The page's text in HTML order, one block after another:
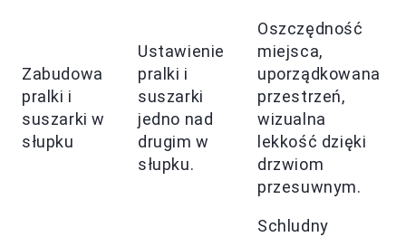
Zabudowa
pralki i
suszarki w
słupku
Ustawienie
pralki i
suszarki
jedno nad
drugim w
słupku.
Oszczędność
miejsca,
uporządkowana
przestrzeń,
wizualna
lekkość dzięki
drzwiom
przesuwnym.
Schludny